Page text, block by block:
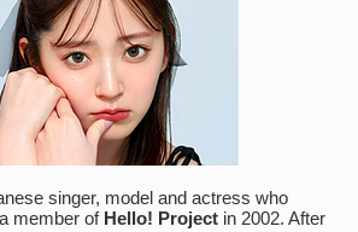
singer, model and actress who
member of Hello! Project in 2002. After